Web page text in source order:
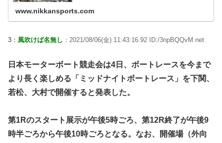
www.nikkansports.com
3： 風吹けば名無し ：2021/08/06(金) 11:43:16.92 ID:/3npBQQvM.net
日本モーターボート競走会は4日、ボートレースを今まで
より長く楽しめる「ミッドナイトボートレース」を下関、
若松、大村で開催すると発表した。
第1Rのスタート展示が午後5時ごろ、第12R終了が午後9
時半ごろから午後10時ごろとなる。なお、開催場（外向